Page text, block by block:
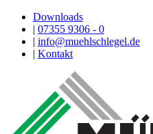
Downloads
| 07355 9306 - 0
| info@muehlschlegel.de
| Kontakt